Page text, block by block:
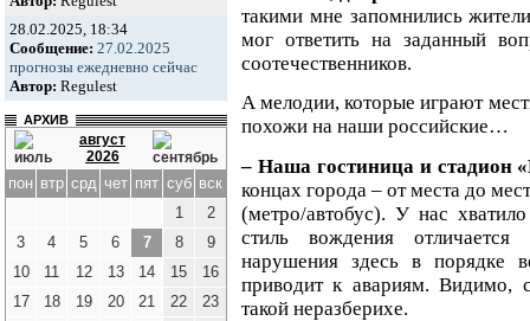
28.02.2025, 18:34
Сообщение: 27.02.2025
прогнозы ежедневно сейчас
Автор: Regulest
АРХИВ
август
2026
пон втр срд чет пят суб вск
1
2
3
4 5 6 7 8
9
10
11 12 13 14 15
16
17
18 19 20 21 22
23
такими мне запомнились
мог ответить на заданный
соотечественников.
А мелодии, которые играют
похожи на наши российские…
– Наша гостиница и стадион
концах города – от места до
(метро/автобус). У нас
стиль вождения
нарушения здесь в порядке
приводит к авариям. Видимо,
такой неразберихе.